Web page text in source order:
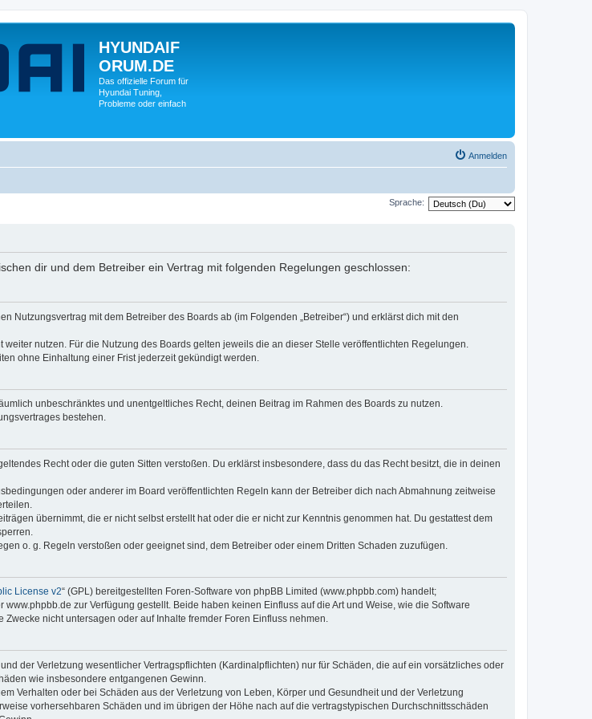
HYUNDAIF
ORUM.DE
Das offizielle Forum für
Hyundai Tuning,
Probleme oder einfach
Anmelden
Sprache:
dir und dem Betreiber ein Vertrag mit folgenden Regelungen geschlossen:
Nutzungsvertrag mit dem Betreiber des Boards ab (im Folgenden „Betreiber“) und erklärst dich mit den
nutzen. Für die Nutzung des Boards gelten jeweils die an dieser Stelle veröffentlichten Regelungen.
ohne Einhaltung einer Frist jederzeit gekündigt werden.
unbeschränktes und unentgeltliches Recht, deinen Beitrag im Rahmen des Boards zu nutzen.
bestehen.
Recht oder die guten Sitten verstoßen. Du erklärst insbesondere, dass du das Recht besitzt, die in deinen
oder anderer im Board veröffentlichten Regeln kann der Betreiber dich nach Abmahnung zeitweise
übernimmt, die er nicht selbst erstellt hat oder die er nicht zur Kenntnis genommen hat. Du gestattest dem
o. g. Regeln verstoßen oder geeignet sind, dem Betreiber oder einem Dritten Schaden zuzufügen.
License v2“ (GPL) bereitgestellten Foren-Software von phpBB Limited (www.phpbb.com) handelt;
zur Verfügung gestellt. Beide haben keinen Einfluss auf die Art und Weise, wie die Software
nicht untersagen oder auf Inhalte fremder Foren Einfluss nehmen.
der Verletzung wesentlicher Vertragspflichten (Kardinalpflichten) nur für Schäden, die auf ein vorsätzliches oder
wie insbesondere entgangenen Gewinn.
Verhalten oder bei Schäden aus der Verletzung von Leben, Körper und Gesundheit und der Verletzung
vorhersehbaren Schäden und im übrigen der Höhe nach auf die vertragstypischen Durchschnittsschäden